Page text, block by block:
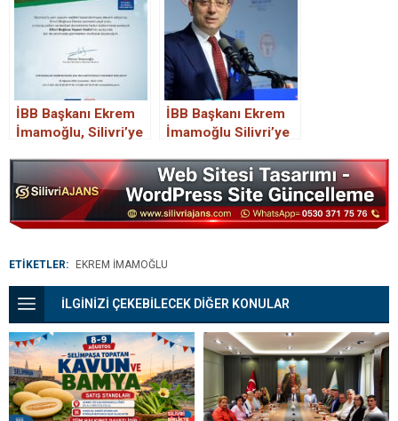
İBB Başkanı Ekrem
İmamoğlu, Silivri’ye
İBB Başkanı Ekrem
İmamoğlu Silivri’ye
ETİKETLER: EKREM IMAMOĞLU
İLGİNİZİ ÇEKEBİLECEK DİĞER KONULAR